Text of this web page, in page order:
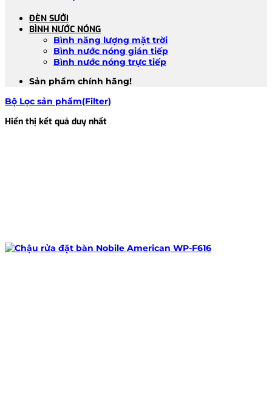
ĐÈN SƯỞI
BÌNH NƯỚC NÓNG
Bình năng lượng mặt trời
Bình nước nóng gián tiếp
Bình nước nóng trực tiếp
Sản phẩm chính hãng!
Bộ Lọc sản phẩm(Filter)
Hiển thị kết quả duy nhất